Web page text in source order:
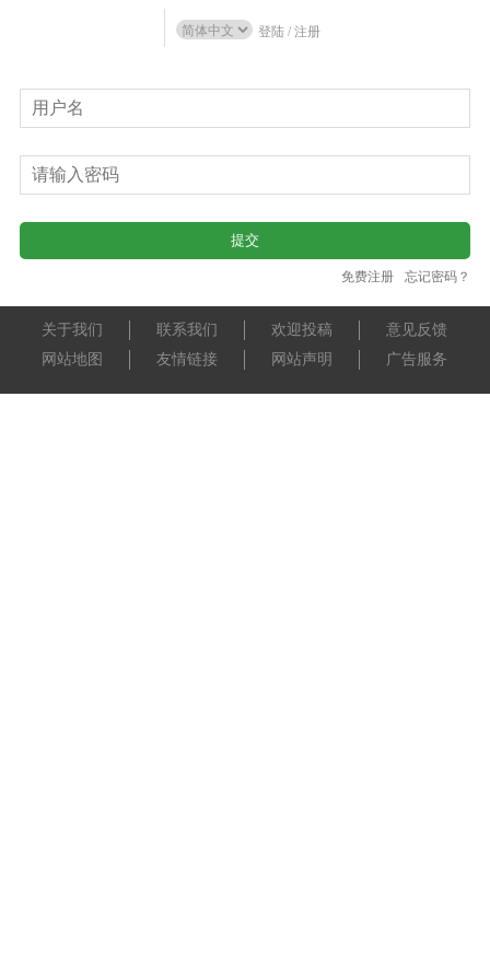
登陆 / 注册
忘记密码？
免费注册
关于我们 联系我们 欢迎投稿
意见反馈
网站地图
友情链接 网站声明 广告服务